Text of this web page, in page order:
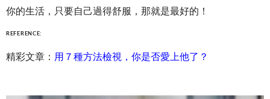
你的生活，只要自己過得舒服，那就是最好的！
REFERENCE:
精彩文章： 用７種方法檢視，你是否愛上他了？